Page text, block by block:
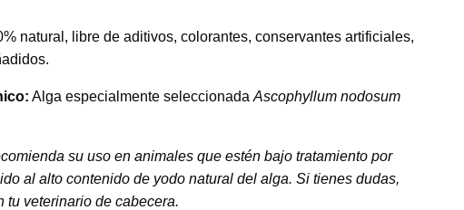
natural, libre de aditivos, colorantes, conservantes artificiales,
Alga especialmente seleccionada Ascophyllum nodosum
su uso en animales que estén bajo tratamiento por
al alto contenido de yodo natural del alga. Si tienes dudas,
tu veterinario de cabecera.